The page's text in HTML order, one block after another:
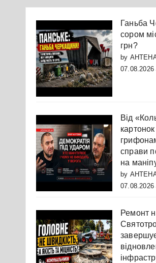
Ганьба
сором
грн?
by АНТЕНА
Від
справи
на
by АНТЕНА
Ремонт